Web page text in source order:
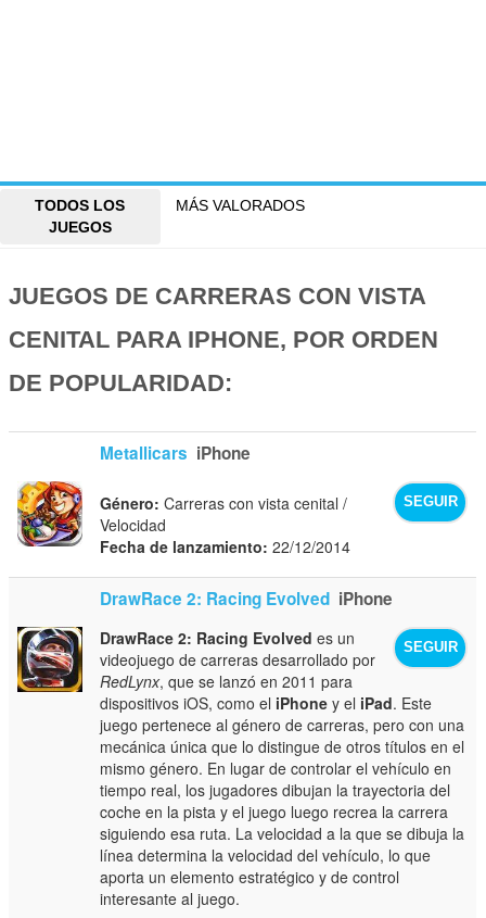
TODOS LOS
JUEGOS
MÁS VALORADOS
JUEGOS DE CARRERAS CON VISTA
CENITAL PARA IPHONE, POR ORDEN
DE POPULARIDAD:
Metallicars iPhone
SEGUIR
Género: Carreras con vista cenital /
Velocidad
Fecha de lanzamiento: 22/12/2014
DrawRace 2: Racing Evolved iPhone
SEGUIR
DrawRace 2: Racing Evolved es un
videojuego de carreras desarrollado por
RedLynx, que se lanzó en 2011 para
dispositivos iOS, como el iPhone y el iPad. Este
juego pertenece al género de carreras, pero con una
mecánica única que lo distingue de otros títulos en el
mismo género. En lugar de controlar el vehículo en
tiempo real, los jugadores dibujan la trayectoria del
coche en la pista y el juego luego recrea la carrera
siguiendo esa ruta. La velocidad a la que se dibuja la
línea determina la velocidad del vehículo, lo que
aporta un elemento estratégico y de control
interesante al juego.